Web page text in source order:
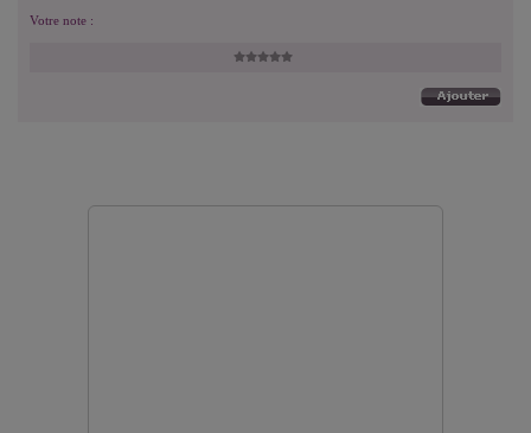
Votre note :